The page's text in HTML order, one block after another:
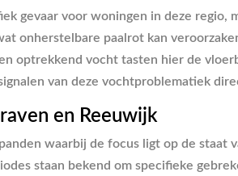
gevaar voor woningen in deze
onherstelbare paalrot kan
optrekkend vocht tasten hier de
van deze vochtproblematiek
en Reeuwijk
waarbij de focus ligt op de
staan bekend om specifieke